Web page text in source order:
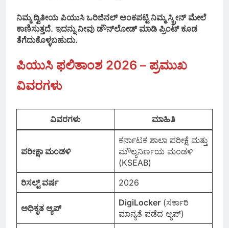
ನಿಮ್ಮ ದ್ವಿತೀಯ ಪಿಯುಸಿ ಒರಿಜಿನಲ್ ಅಂಕಪಟ್ಟಿ ನಿಮ್ಮ ಸ್ಕ್ರೀನ್ ಮೇಲೆ
ಕಾಣಿಸುತ್ತದೆ. ಇದನ್ನು ನೀವು ಡೌನ್‌ಲೋಡ್ ಮಾಡಿ ಪ್ರಿಂಟ್ ಕೂಡ
ತೆಗೆದುಕೊಳ್ಳಬಹುದು.
ಪಿಯುಸಿ ಫಲಿತಾಂಶ 2026 – ಪ್ರಮುಖ
ವಿವರಗಳು
ವಿವರಗಳು ಮಾಹಿತಿ
ಪರೀಕ್ಷಾ ಮಂಡಳಿ
ಕರ್ನಾಟಕ ಶಾಲಾ ಪರೀಕ್ಷೆ ಮತ್ತು
ಮೌಲ್ಯನಿರ್ಣಯ ಮಂಡಳಿ
(KSEAB)
ರಿಸಲ್ಟ್ ವರ್ಷ
2026
ಅಧಿಕೃತ ಆ್ಯಪ್
DigiLocker (ಸರ್ಕಾರಿ
ಮಾನ್ಯತೆ ಪಡೆದ ಆ್ಯಪ್)